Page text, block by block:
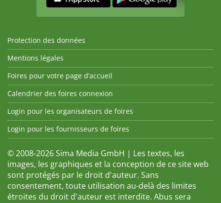
Protection des données
Mentions légales
Foires pour votre page d’accueil
Calendrier des foires connexion
Login pour les organisateurs de foires
Login pour les fournisseurs de foires
© 2008-2026 Sima Media GmbH | Les textes, les
images, les graphiques et la conception de ce site web
sont protégés par le droit d'auteur. Sans
consentement, toute utilisation au-delà des limites
étroites du droit d'auteur est interdite. Abus sera